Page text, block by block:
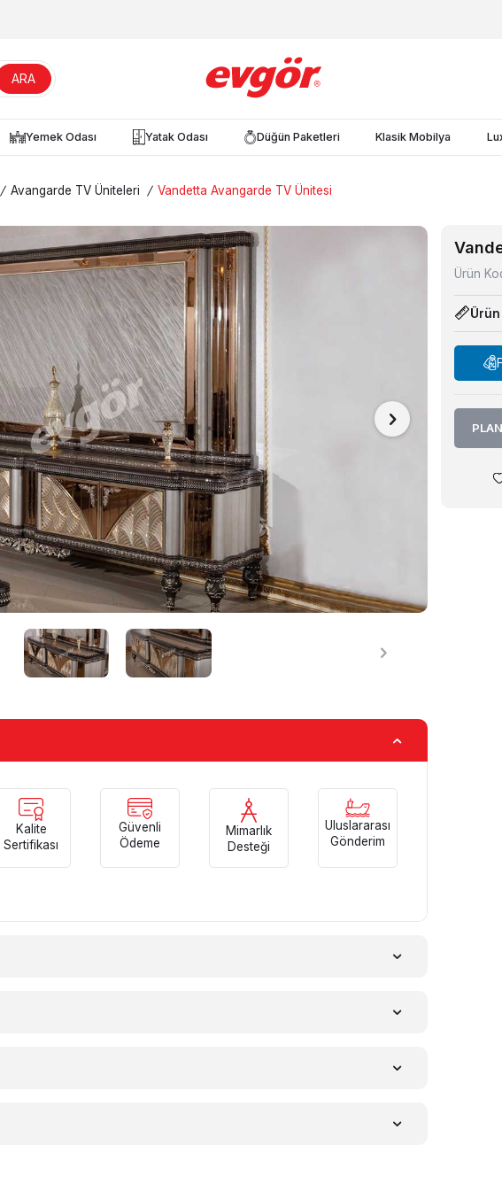
ARA
Yemek Odası Yatak Odası Düğün Paketleri Klasik Mobilya
/ Avangarde TV Üniteleri / Vandetta Avangarde TV Ünitesi
Kalite
Sertifikası
Güvenli
Ödeme
Mimarlık
Desteği
Uluslararası
Gönderim
Ürün